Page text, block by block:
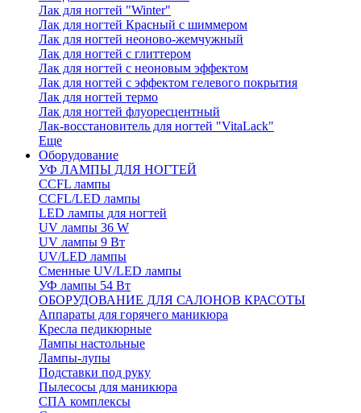
Лак для ногтей "Winter"
Лак для ногтей Красный с шиммером
Лак для ногтей неоново-жемчужный
Лак для ногтей с глиттером
Лак для ногтей с неоновым эффектом
Лак для ногтей с эффектом гелевого покрытия
Лак для ногтей термо
Лак для ногтей флуоресцентный
Лак-восстановитель для ногтей "VitaLack"
Еще
Оборудование
УФ ЛАМПЫ ДЛЯ НОГТЕЙ
CCFL лампы
CCFL/LED лампы
LED лампы для ногтей
UV лампы 36 W
UV лампы 9 Вт
UV/LED лампы
Сменные UV/LED лампы
УФ лампы 54 Вт
ОБОРУДОВАНИЕ ДЛЯ САЛОНОВ КРАСОТЫ
Аппараты для горячего маникюра
Кресла педикюрные
Лампы настольные
Лампы-лупы
Подставки под руку
Пылесосы для маникюра
СПА комплексы